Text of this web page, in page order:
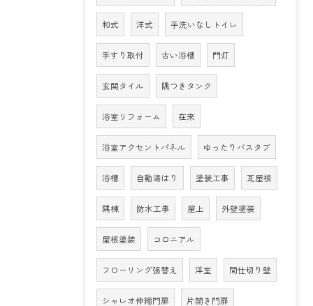
和式 洋式 手洗いなしトイレ
手すり取付 古い浴槽 門灯
玄関タイル 隅つきタンク
浴室リフォーム 在来
浴室アクセントパネル ゆったりバスタブ
浴槽 自動湯はり 塗装工事 瓦屋根
隅棟 防水工事 屋上 外壁塗装
屋根塗装 コロニアル
フローリング張替え 洋室 間仕切り壁
シャレオ伸縮門扉 片開き門扉